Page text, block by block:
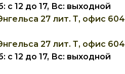
с 12 до 17, Вс: выходной
27 лит. Т, офис 604
27 лит. Т, офис 604
с 12 до 17, Вс: выходной